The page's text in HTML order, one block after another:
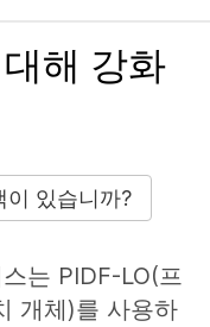
해 강화
이 있습니까?
는 PIDF-LO(프
개체)를 사용하